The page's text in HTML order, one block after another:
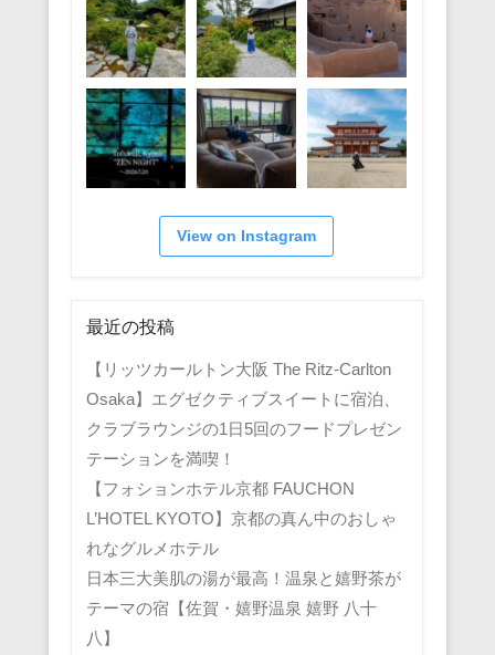
View on Instagram
最近の投稿
【リッツカールトン大阪 The Ritz-Carlton
Osaka】エグゼクティブスイートに宿泊、
クラブラウンジの1日5回のフードプレゼン
テーションを満喫！
【フォションホテル京都 FAUCHON
L’HOTEL KYOTO】京都の真ん中のおしゃ
れなグルメホテル
日本三大美肌の湯が最高！温泉と嬉野茶が
テーマの宿【佐賀・嬉野温泉 嬉野 八十
八】